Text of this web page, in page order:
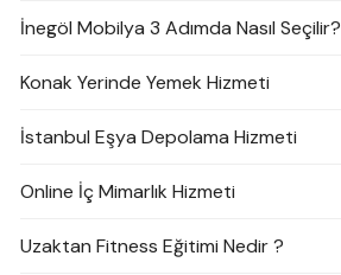
İnegöl Mobilya 3 Adımda Nasıl Seçilir?
Konak Yerinde Yemek Hizmeti
İstanbul Eşya Depolama Hizmeti
Online İç Mimarlık Hizmeti
Uzaktan Fitness Eğitimi Nedir ?